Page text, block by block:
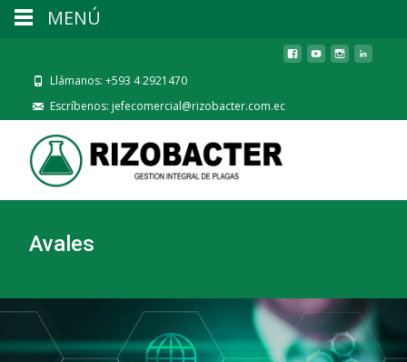
Llámanos: +593 4 2921470
Escríbenos: jefecomercial@rizobacter.com.ec
Avales
MENÚ